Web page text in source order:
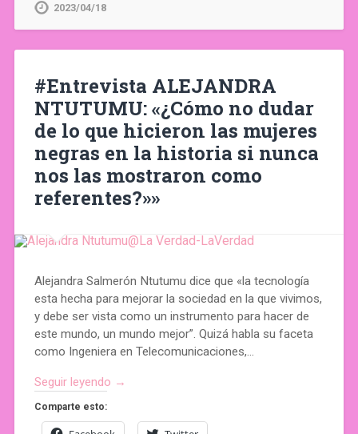
2023/04/18
#Entrevista ALEJANDRA
NTUTUMU: «¿Cómo no dudar
de lo que hicieron las mujeres
negras en la historia si nunca
nos las mostraron como
referentes?»»
Alejandra Salmerón Ntutumu dice que «la tecnología
esta hecha para mejorar la sociedad en la que vivimos,
y debe ser vista como un instrumento para hacer de
este mundo, un mundo mejor”. Quizá habla su faceta
como Ingeniera en Telecomunicaciones,…
Seguir leyendo →
Comparte esto: